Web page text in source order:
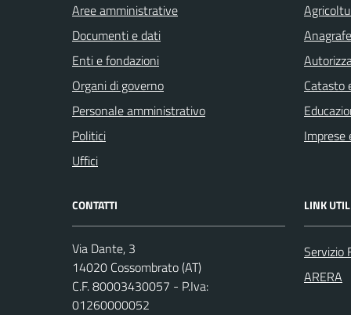
Aree amministrative
Documenti e dati
Enti e fondazioni
Organi di governo
Personale amministrativo
Politici
Uffici
Catasto
Imprese
CONTATTI
Via Dante, 3
14020 Cossombrato (AT)
C.F. 80003430057 - P.Iva:
01260000052
LINK
Servizio
ARERA